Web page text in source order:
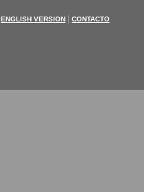
ENGLISH VERSION CONTACTO